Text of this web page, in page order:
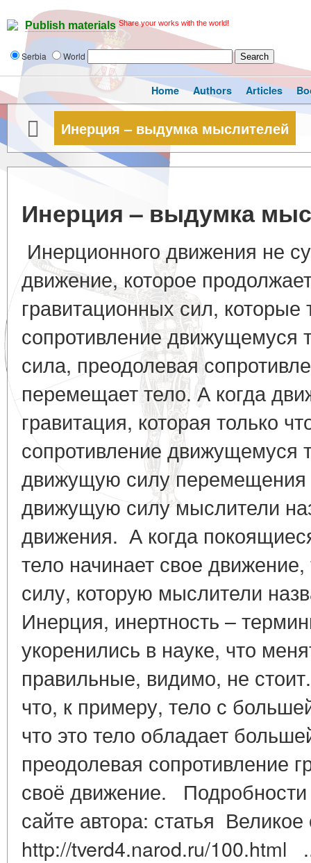
Publish materials Share your works with the world!
Serbia World
Home Authors Articles
Инерция – выдумка мыслителей
Инерция – выдумка
Инерционного движения не
движение, которое
гравитационных сил, которые
сопротивление движущемуся
сила, преодолевая
перемещает тело. А когда
гравитация, которая только
сопротивление движущемуся
движущую силу перемещения
движущую силу мыслители
движения. А когда
тело начинает свое движение,
силу, которую мыслители
Инерция, инертность –
укоренились в науке, что
правильные, видимо, не
что, к примеру, тело с
что это тело обладает
преодолевая сопротивление
своё движение.
сайте автора: статья
http://tverd4.narod.ru/100.html